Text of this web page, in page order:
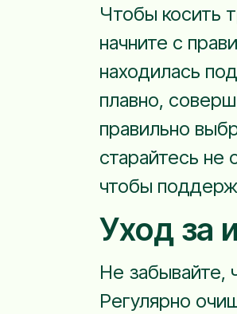
Чтобы косить
начните с
находилась
плавно,
правильно
старайтесь не
чтобы
Уход за
Не забывайте,
Регулярно